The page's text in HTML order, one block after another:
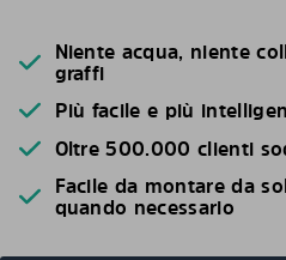
Niente acqua, niente
graffi
Più facile e più
Oltre 500.000 clienti
Facile da montare da
quando necessario